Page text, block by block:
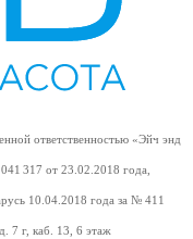
ответственностью «Эйч энд
317 от 23.02.2018 года,
10.04.2018 года за № 411
7 г, каб. 13, 6 этаж